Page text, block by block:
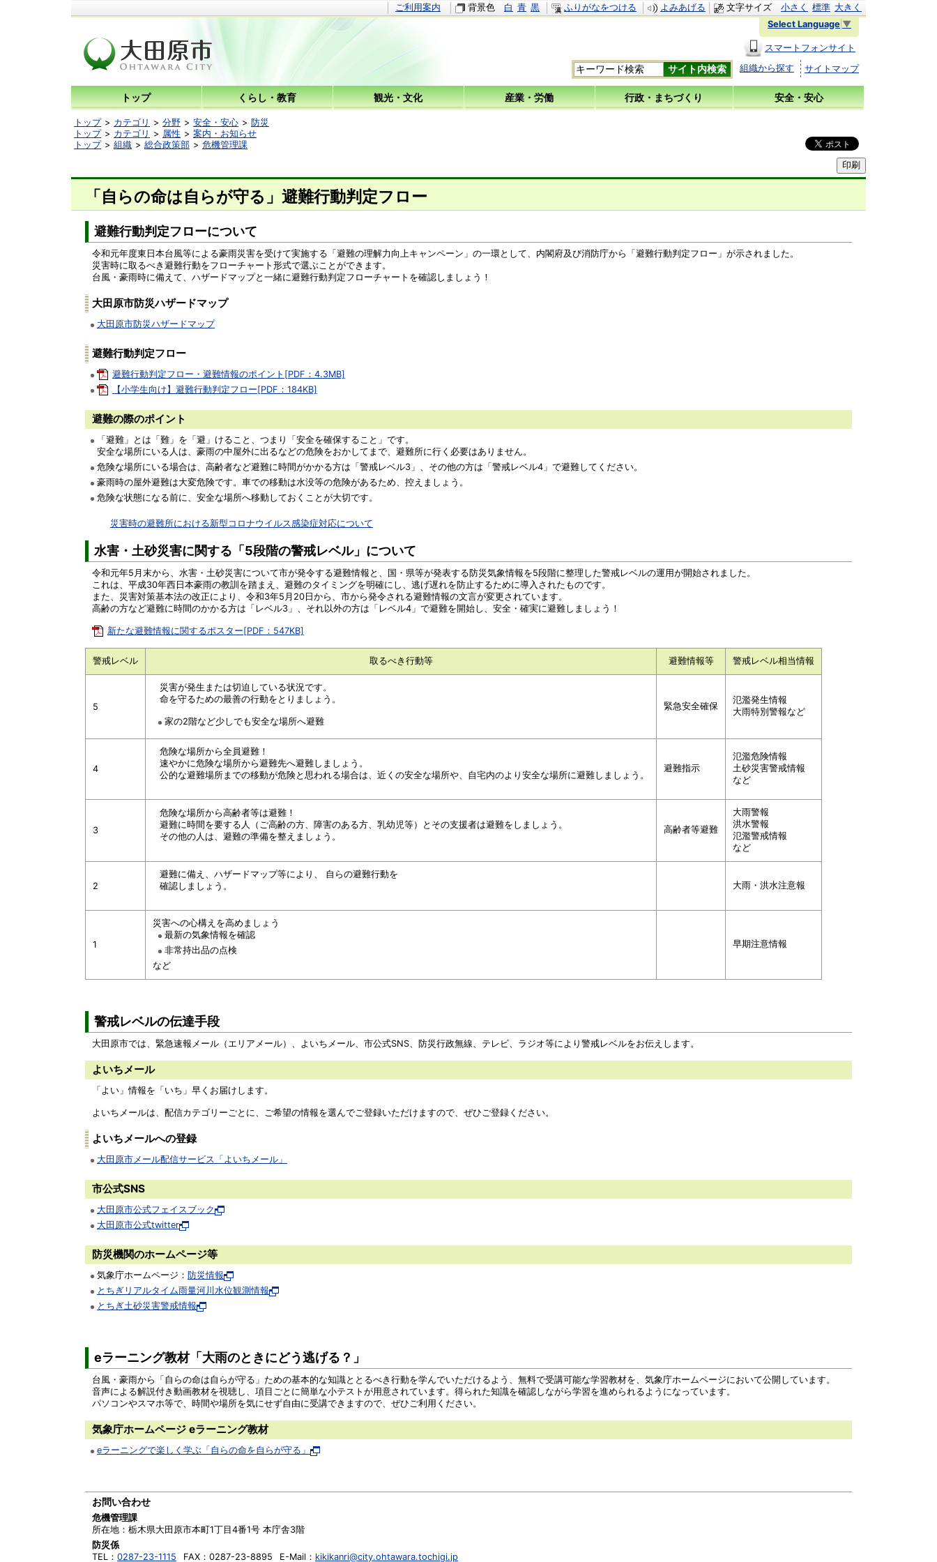
文字サイズ 小さく 標準 大きく
ご利用案内 背景色 白 青 黒 ふりがなをつける
よみあげる
Select Language ▼
スマートフォンサイト
組織から探す
サイトマップ
トップ くらし・教育 観光・文化 産業・労働 行政・まちづくり 安全・安心
トップ カテゴリ 分野 安全・安心
防災
トップ
カテゴリ 属性
案内・お知らせ
トップ
組織 総合政策部 危機管理課
「自らの命は自らが守る」避難行動判定フロー
避難行動判定フローについて
令和元年度東日本台風等による豪雨災害を受けて実施する「避難の理解力向上キャンペーン」の一環として、内閣府及び消防庁から「避難行動判定フロー」が示されました。
災害時に取るべき避難行動をフローチャート形式で選ぶことができます。
台風・豪雨時に備えて、ハザードマップと一緒に避難行動判定フローチャートを確認しましょう！
大田原市防災ハザードマップ
大田原市防災ハザードマップ
避難行動判定フロー
避難行動判定フロー・避難情報のポイント[PDF：4.3MB]
【小学生向け】避難行動判定フロー[PDF：184KB]
避難の際のポイント
「避難」とは「難」を「避」けること、つまり「安全を確保すること」です。
安全な場所にいる人は、豪雨の中屋外に出るなどの危険をおかしてまで、避難所に行く必要はありません。
危険な場所にいる場合は、高齢者など避難に時間がかかる方は「警戒レベル3」、その他の方は「警戒レベル4」で避難してください。
豪雨時の屋外避難は大変危険です。車での移動は水没等の危険があるため、控えましょう。
危険な状態になる前に、安全な場所へ移動しておくことが大切です。
災害時の避難所における新型コロナウイルス感染症対応について
水害・土砂災害に関する「5段階の警戒レベル」について
令和元年5月末から、水害・土砂災害について市が発令する避難情報と、国・県等が発表する防災気象情報を5段階に整理した警戒レベルの運用が開始されました。
これは、平成30年西日本豪雨の教訓を踏まえ、避難のタイミングを明確にし、逃げ遅れを防止するために導入されたものです。
また、災害対策基本法の改正により、令和3年5月20日から、市から発令される避難情報の文言が変更されています。
高齢の方など避難に時間のかかる方は「レベル3」、それ以外の方は「レベル4」で避難を開始し、安全・確実に避難しましょう！
新たな避難情報に関するポスター[PDF：547KB]
警戒レベル 取るべき行動等 避難情報等 警戒レベル相当情報
5
災害が発生または切迫している状況です。
命を守るための最善の行動をとりましょう。
家の2階など少しでも安全な場所へ避難
緊急安全確保
氾濫発生情報
大雨特別警報など
4
危険な場所から全員避難！
速やかに危険な場所から避難先へ避難しましょう。
公的な避難場所までの移動が危険と思われる場合は、近くの安全な場所や、自宅内のより安全な場所に避難しましょう。
避難指示
氾濫危険情報
土砂災害警戒情報
など
3
危険な場所から高齢者等は避難！
避難に時間を要する人（ご高齢の方、障害のある方、乳幼児等）とその支援者は避難をしましょう。
その他の人は、避難の準備を整えましょう。
高齢者等避難
大雨警報
洪水警報
氾濫警戒情報
など
2
避難に備え、ハザードマップ等により、 自らの避難行動を
確認しましょう。
大雨・洪水注意報
1
災害への心構えを高めましょう
最新の気象情報を確認
非常持出品の点検
など
早期注意情報
警戒レベルの伝達手段
大田原市では、緊急速報メール（エリアメール）、よいちメール、市公式SNS、防災行政無線、テレビ、ラジオ等により警戒レベルをお伝えします。
よいちメール
「よい」情報を「いち」早くお届けします。
よいちメールは、配信カテゴリーごとに、ご希望の情報を選んでご登録いただけますので、ぜひご登録ください。
よいちメールへの登録
大田原市メール配信サービス「よいちメール」
市公式SNS
大田原市公式フェイスブック
大田原市公式twitter
防災機関のホームページ等
気象庁ホームページ： 防災情報
とちぎリアルタイム雨量河川水位観測情報
とちぎ土砂災害警戒情報
eラーニング教材「大雨のときにどう逃げる？」
台風・豪雨から「自らの命は自らが守る」ための基本的な知識ととるべき行動を学んでいただけるよう、無料で受講可能な学習教材を、気象庁ホームページにおいて公開しています。
音声による解説付き動画教材を視聴し、項目ごとに簡単な小テストが用意されています。得られた知識を確認しながら学習を進められるようになっています。
パソコンやスマホ等で、時間や場所を気にせず自由に受講できますので、ぜひご利用ください。
気象庁ホームページ eラーニング教材
eラーニングで楽しく学ぶ「自らの命を自らが守る」
お問い合わせ
危機管理課
所在地： 栃木県大田原市本町1丁目4番1号 本庁舎3階
防災係
TEL： 0287-23-1115 FAX： 0287-23-8895 E-Mail： kikikanri@city.ohtawara.tochigi.jp